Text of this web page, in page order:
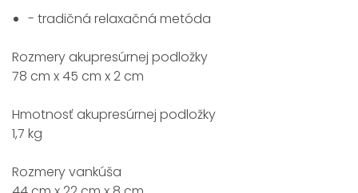
- tradičná relaxačná metóda
Rozmery akupresúrnej podložky
78 cm x 45 cm x 2 cm
Hmotnosť akupresúrnej podložky
1,7 kg
Rozmery vankúša